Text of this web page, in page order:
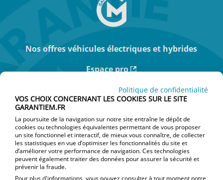
Nos offres véhicules électriques et hybrides
Espace pro
Actualités
Je souhaite souscrire un nouveau contrat
Je veux résilier mon contrat
Politique de confidentialité
VOS CHOIX CONCERNANT LES COOKIES SUR LE SITE
GARANTIEM.FR
La poursuite de la navigation sur notre site entraîne le dépôt de
cookies ou technologies équivalentes permettant de vous proposer
un site fonctionnel et interactif, de mieux vous connaître, de collecter
les statistiques en vue d’optimiser les fonctionnalités du site et
d’améliorer votre performance de navigation. Ces technologies
peuvent également traiter des données pour assurer la sécurité et
prévenir la fraude.
Pour plus d'informations, vous pouvez consulter à tout moment notre